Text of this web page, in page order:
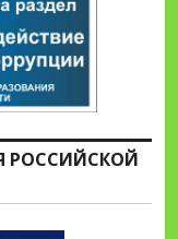
РОССИЙСКОЙ